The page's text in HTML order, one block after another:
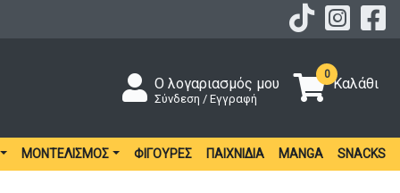
Ο λογαριασμός μου
Σύνδεση / Εγγραφή
0
Καλάθι
ΜΟΝΤΕΛΙΣΜΌΣ ΦΙΓΟΎΡΕΣ ΠΑΙΧΝΊΔΙΑ MANGA SNACKS